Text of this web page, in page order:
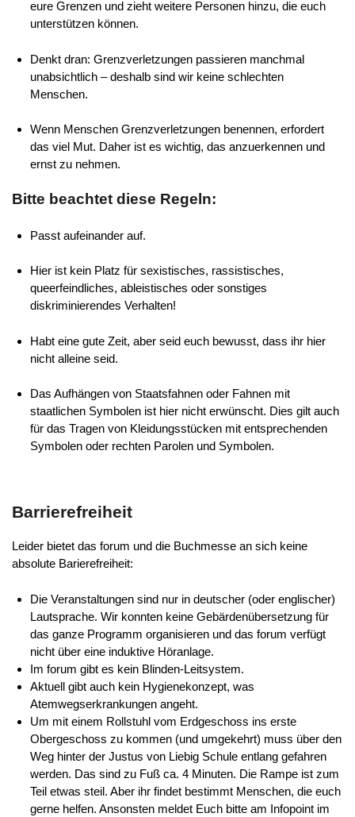
eure Grenzen und zieht weitere Personen hinzu, die euch
unterstützen können.
Denkt dran: Grenzverletzungen passieren manchmal
unabsichtlich – deshalb sind wir keine schlechten
Menschen.
Wenn Menschen Grenzverletzungen benennen, erfordert
das viel Mut. Daher ist es wichtig, das anzuerkennen und
ernst zu nehmen.
Bitte beachtet diese Regeln:
Passt aufeinander auf.
Hier ist kein Platz für sexistisches, rassistisches,
queerfeindliches, ableistisches oder sonstiges
diskriminierendes Verhalten!
Habt eine gute Zeit, aber seid euch bewusst, dass ihr hier
nicht alleine seid.
Das Aufhängen von Staatsfahnen oder Fahnen mit
staatlichen Symbolen ist hier nicht erwünscht. Dies gilt auch
für das Tragen von Kleidungsstücken mit entsprechenden
Symbolen oder rechten Parolen und Symbolen.
Barrierefreiheit
Leider bietet das forum und die Buchmesse an sich keine
absolute Barierefreiheit:
Die Veranstaltungen sind nur in deutscher (oder englischer)
Lautsprache. Wir konnten keine Gebärdenübersetzung für
das ganze Programm organisieren und das forum verfügt
nicht über eine induktive Höranlage.
Im forum gibt es kein Blinden-Leitsystem.
Aktuell gibt auch kein Hygienekonzept, was
Atemwegserkrankungen angeht.
Um mit einem Rollstuhl vom Erdgeschoss ins erste
Obergeschoss zu kommen (und umgekehrt) muss über den
Weg hinter der Justus von Liebig Schule entlang gefahren
werden. Das sind zu Fuß ca. 4 Minuten. Die Rampe ist zum
Teil etwas steil. Aber ihr findet bestimmt Menschen, die euch
gerne helfen. Ansonsten meldet Euch bitte am Infopoint im